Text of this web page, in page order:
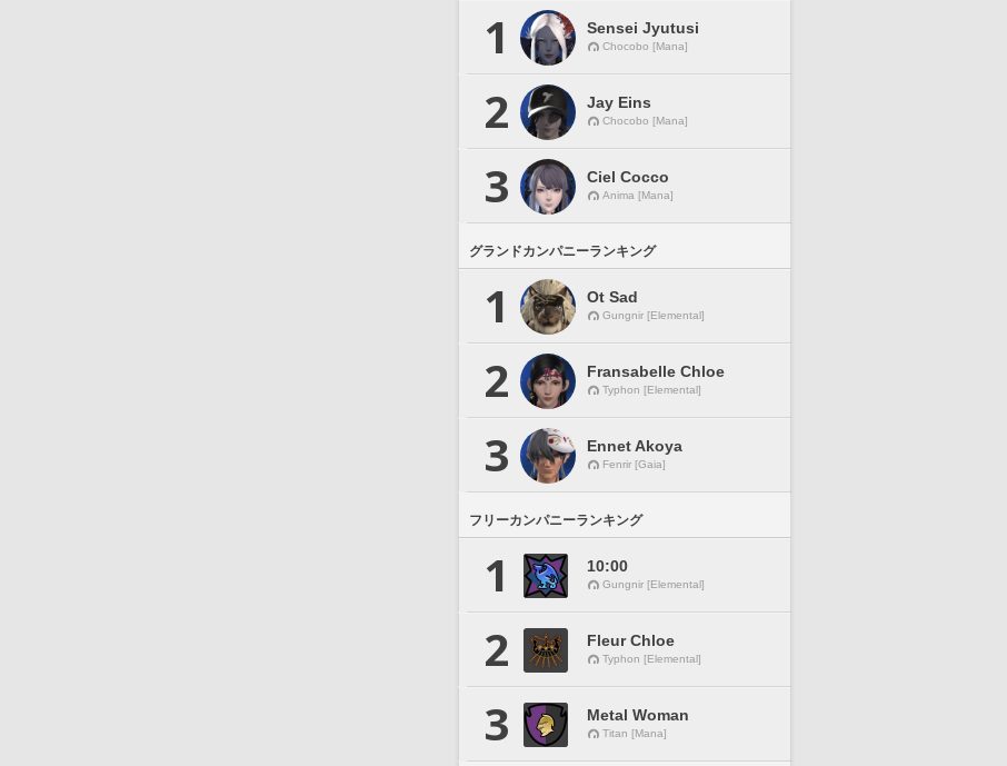
1 Sensei Jyutusi
Chocobo [Mana]
2 Jay Eins
Chocobo [Mana]
3 Ciel Cocco
Anima [Mana]
グランドカンパニーランキング
1 Ot Sad
Gungnir [Elemental]
2 Fransabelle Chloe
Typhon [Elemental]
3 Ennet Akoya
Fenrir [Gaia]
フリーカンパニーランキング
1 10:00
Gungnir [Elemental]
2 Fleur Chloe
Typhon [Elemental]
3 Metal Woman
Titan [Mana]